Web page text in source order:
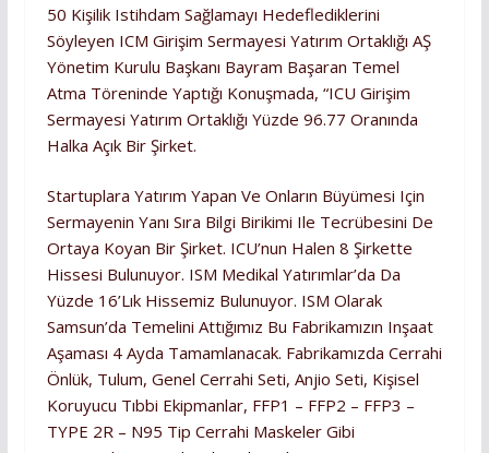
50 Kişilik Istihdam Sağlamayı Hedeflediklerini
Söyleyen ICM Girişim Sermayesi Yatırım Ortaklığı AŞ
Yönetim Kurulu Başkanı Bayram Başaran Temel
Atma Töreninde Yaptığı Konuşmada, “ICU Girişim
Sermayesi Yatırım Ortaklığı Yüzde 96.77 Oranında
Halka Açık Bir Şirket.
Startuplara Yatırım Yapan Ve Onların Büyümesi Için
Sermayenin Yanı Sıra Bilgi Birikimi Ile Tecrübesini De
Ortaya Koyan Bir Şirket. ICU’nun Halen 8 Şirkette
Hissesi Bulunuyor. ISM Medikal Yatırımlar’da Da
Yüzde 16’lık Hissemiz Bulunuyor. ISM Olarak
Samsun’da Temelini Attığımız Bu Fabrikamızın Inşaat
Aşaması 4 Ayda Tamamlanacak. Fabrikamızda Cerrahi
Önlük, Tulum, Genel Cerrahi Seti, Anjio Seti, Kişisel
Koruyucu Tıbbi Ekipmanlar, FFP1 – FFP2 – FFP3 –
TYPE 2R – N95 Tip Cerrahi Maskeler Gibi